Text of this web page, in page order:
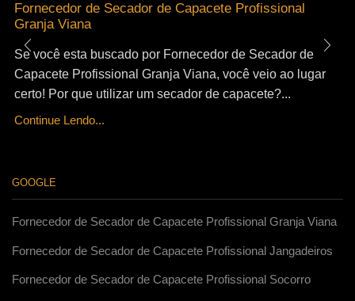
Fornecedor de Secador de Capacete Profissional
Granja Viana
Se você esta buscado por Fornecedor de Secador de
Capacete Profissional Granja Viana, você veio ao lugar
certo! Por que utilizar um secador de capacete?...
Continue Lendo...
GOOGLE
Fornecedor de Secador de Capacete Profissional Granja Viana
Fornecedor de Secador de Capacete Profissional Jangadeiros
Fornecedor de Secador de Capacete Profissional Socorro